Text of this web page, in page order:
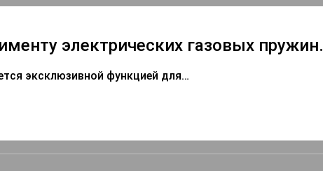
электрических газовых пружин.
эксклюзивной функцией для…